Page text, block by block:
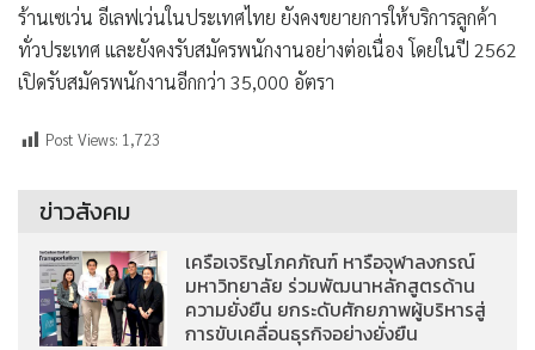
ร้านเซเว่น อีเลฟเว่นในประเทศไทย ยังคงขยายการให้บริการลูกค้า
ทั่วประเทศ และยังคงรับสมัครพนักงานอย่างต่อเนื่อง โดยในปี 2562
เปิดรับสมัครพนักงานอีกกว่า 35,000 อัตรา
Post Views: 1,723
ข่าวสังคม
เครือเจริญโภคภัณฑ์ หารือจุฬาลงกรณ์
มหาวิทยาลัย ร่วมพัฒนาหลักสูตรด้าน
ความยั่งยืน ยกระดับศักยภาพผู้บริหารสู่
การขับเคลื่อนธุรกิจอย่างยั่งยืน